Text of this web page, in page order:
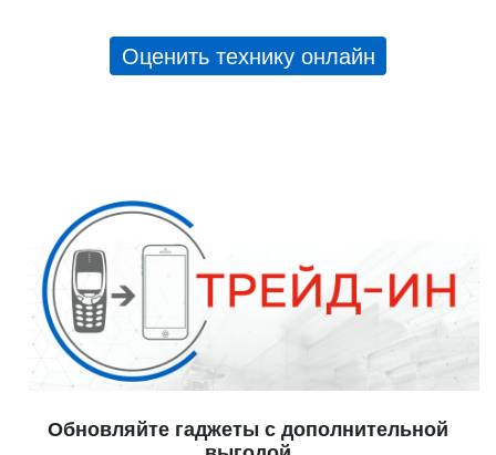
Оценить технику онлайн
Обновляйте гаджеты с дополнительной